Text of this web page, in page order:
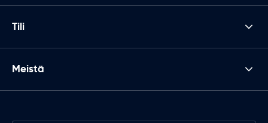
Tili
Meistä